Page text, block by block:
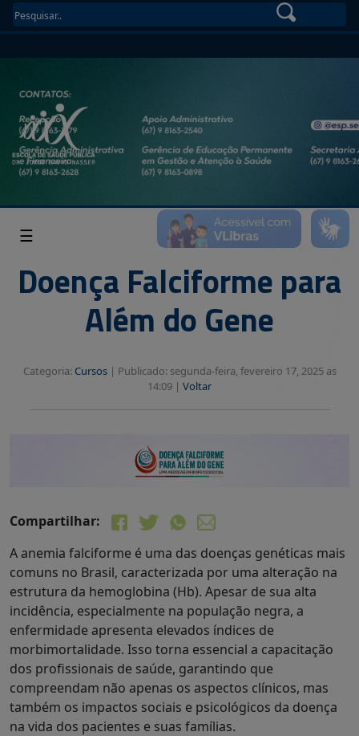
☰
Doença Falciforme para
Além do Gene
Categoria: Cursos| Publicado: segunda-feira, fevereiro 17, 2025 as
14:09 | Voltar
Compartilhar:
A anemia falciforme é uma das doenças genéticas mais
comuns no Brasil, caracterizada por uma alteração na
estrutura da hemoglobina (Hb). Apesar de sua alta
incidência, especialmente na população negra, a
enfermidade apresenta elevados índices de
morbimortalidade. Isso torna essencial a capacitação
dos profissionais de saúde, garantindo que
compreendam não apenas os aspectos clínicos, mas
também os impactos sociais e psicológicos da doença
na vida dos pacientes e suas famílias.